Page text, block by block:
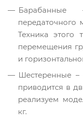
передаточного
Техника этого
перемещения
и
Шестеренные –
приводится в
реализуем
кг.